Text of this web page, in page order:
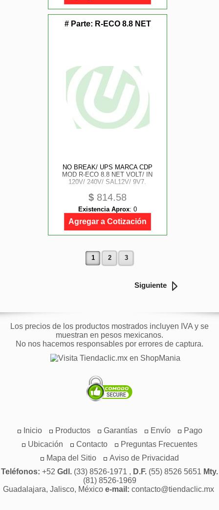
# Parte: R-ECO 8.8 NET
NO BREAK/ UPS MARCA CDP
MOD R-ECO 8.8 NET VOLT/ IN
120V/ 240V/ SAL12V/ 9V7.
$ 814.58
Existencia Aprox: 0
Agregar a Cotización
1 2 3
Siguiente
Los precios de los productos mostrados incluyen IVA y se
muestran en pesos mexicanos.
No nos hacemos responsables por errores de captura.
Inicio Productos Garantías Envío
Pago
Ubicación
Contacto
Preguntas Frecuentes
Mapa del Sitio
Aviso de Privacidad
Teléfonos: +52 Gdl. (33) 8526-1971 , D.F. (55) 8526 5651 Mty.
(81) 8526-1969
Guadalajara, Jalisco, México e-mail: contacto@tiendaclic.mx